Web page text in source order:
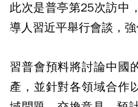
此次是普亭第25次訪中
導人習近平舉行會談，強
習普會預料將討論中國
產，並針對各領域合作